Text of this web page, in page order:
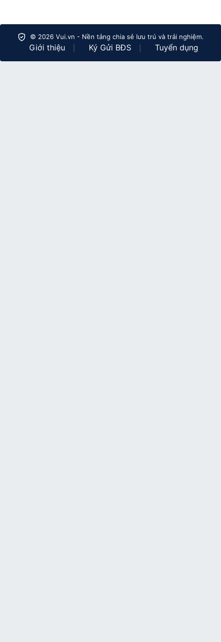
© 2026 Vui.vn - Nền tảng chia sẻ lưu trú và trải nghiệm.
Giới thiệu Ký Gửi BĐS Tuyển dụng